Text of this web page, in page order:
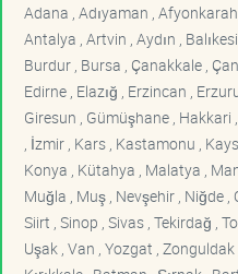
Adana , Adıyaman ,
Antalya , Artvin , Aydın ,
Burdur , Bursa , Çanakkale ,
Edirne , Elazığ , Erzincan ,
Giresun , Gümüşhane ,
, İzmir , Kars , Kastamonu ,
Konya , Kütahya , Malatya ,
Muğla , Muş , Nevşehir , Niğde ,
Siirt , Sinop , Sivas , Tekirdağ ,
Uşak , Van , Yozgat ,